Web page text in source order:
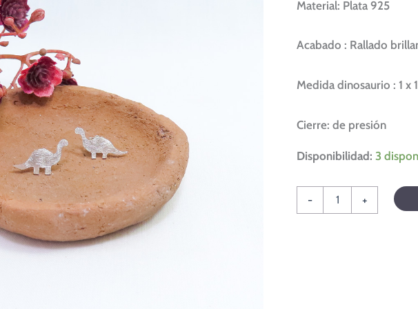
Material: Plata 925
Acabado : Rallado
Medida dinosaurio : 1 x
Cierre: de presión
Disponibilidad: 3
- +